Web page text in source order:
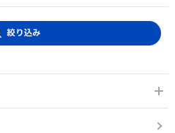
絞り込み